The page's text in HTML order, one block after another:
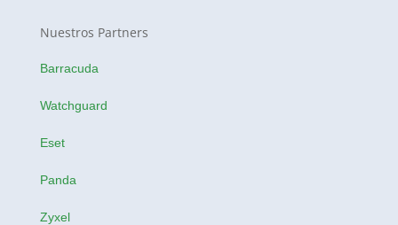
Nuestros Partners
Barracuda
Watchguard
Eset
Panda
Zyxel